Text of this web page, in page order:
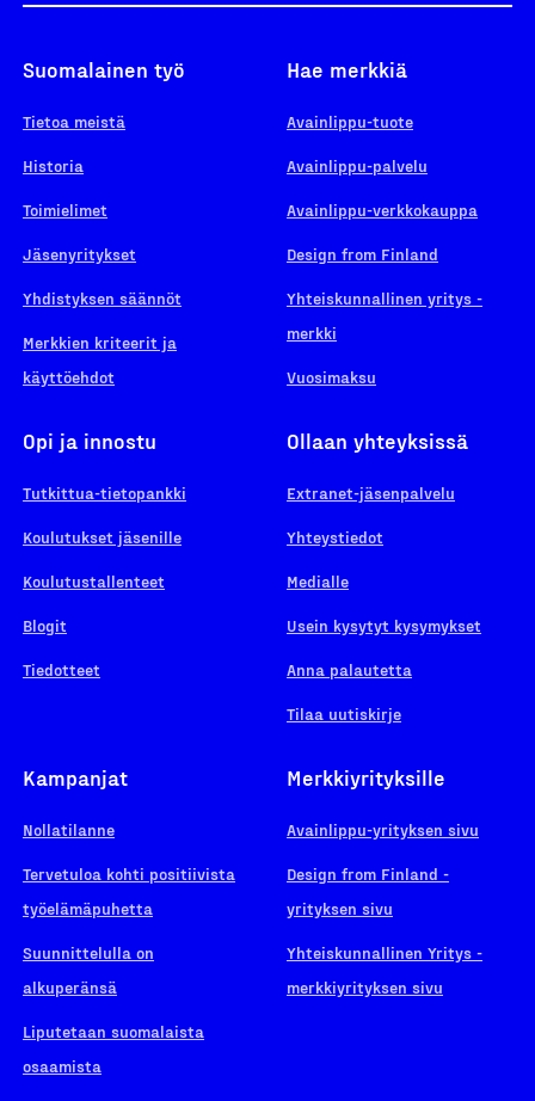
Suomalainen työ
Tietoa meistä
Historia
Toimielimet
Jäsenyritykset
Yhdistyksen säännöt
Merkkien kriteerit ja
käyttöehdot
Hae merkkiä
Avainlippu-tuote
Avainlippu-palvelu
Avainlippu-verkkokauppa
Design from Finland
Yhteiskunnallinen yritys -
merkki
Vuosimaksu
Opi ja innostu
Tutkittua-tietopankki
Koulutukset jäsenille
Koulutustallenteet
Blogit
Tiedotteet
Ollaan yhteyksissä
Extranet-jäsenpalvelu
Yhteystiedot
Medialle
Usein kysytyt kysymykset
Anna palautetta
Tilaa uutiskirje
Kampanjat
Nollatilanne
Tervetuloa kohti positiivista
työelämäpuhetta
Suunnittelulla on
alkuperänsä
Liputetaan suomalaista
osaamista
Merkkiyrityksille
Avainlippu-yrityksen sivu
Design from Finland -
yrityksen sivu
Yhteiskunnallinen Yritys -
merkkiyrityksen sivu